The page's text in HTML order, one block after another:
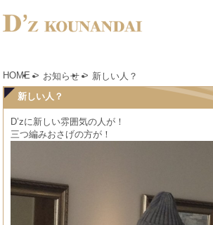
HOME > お知らせ > 新しい人？
新しい人？
D’zに新しい雰囲気の人が！
三つ編みおさげの方が！